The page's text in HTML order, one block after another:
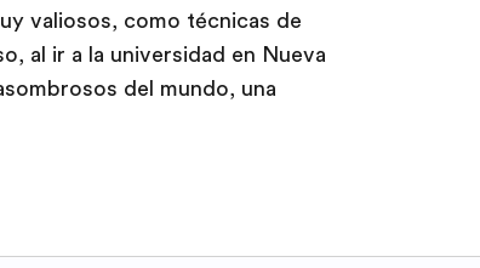
valiosos, como técnicas de
al ir a la universidad en Nueva
del mundo, una